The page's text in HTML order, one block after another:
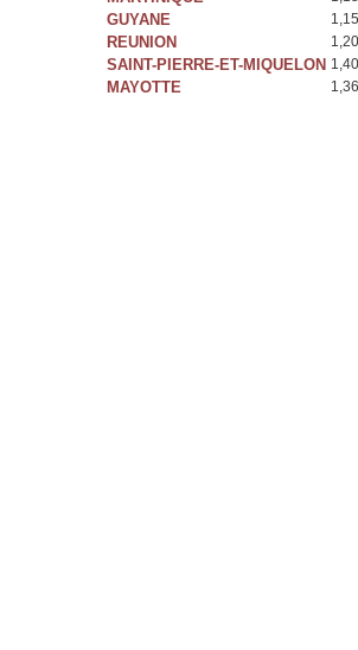
GUYANE
REUNION
SAINT-PIERRE-ET-MIQUELON
MAYOTTE